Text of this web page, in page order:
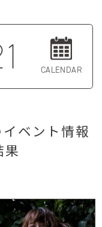
CALENDAR
ベント情報
果